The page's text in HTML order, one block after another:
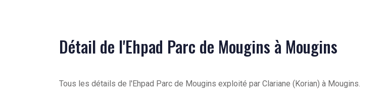
Détail de l'Ehpad Parc de Mougins à Mougins
Tous les détails de l'Ehpad Parc de Mougins exploité par Clariane (Korian) à Mougins.